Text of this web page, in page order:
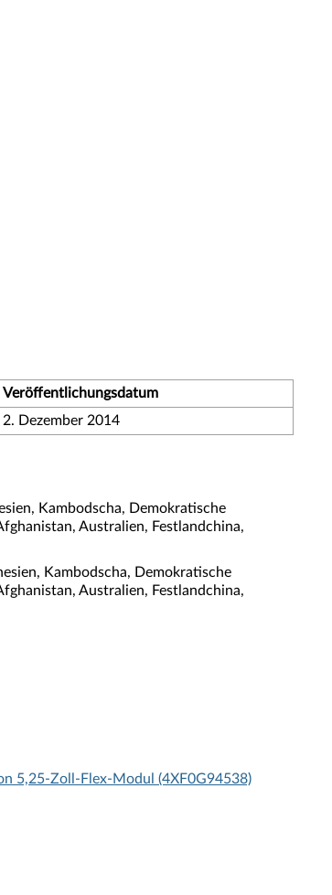
Veröffentlichungsdatum
2. Dezember 2014
Kambodscha, Demokratische
Australien, Festlandchina,
Kambodscha, Demokratische
Australien, Festlandchina,
5,25-Zoll-Flex-Modul (4XF0G94538)